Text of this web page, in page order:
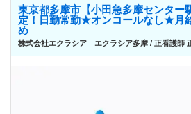
東京都多摩市【小田急多摩センター
定！日勤常勤★オンコールなし★月
め
株式会社エクラシア エクラシア多摩 / 正看護師